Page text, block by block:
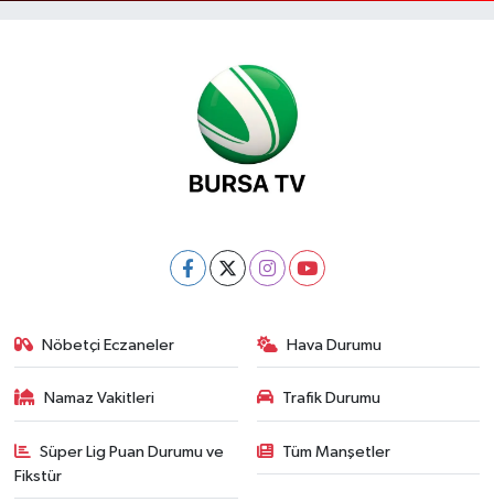
Nöbetçi Eczaneler Hava Durumu
Namaz Vakitleri Trafik Durumu
Süper Lig Puan Durumu ve
Fikstür
Tüm Manşetler